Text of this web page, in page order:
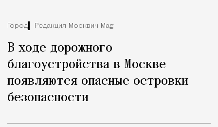
Город Редакция Москвич Mag
В ходе дорожного
благоустройства в Москве
появляются опасные островки
безопасности